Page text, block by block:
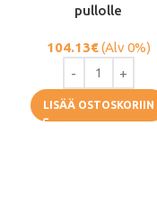
pullolle
104.13€(Alv 0%)
LISÄÄ OSTOSKORIIN